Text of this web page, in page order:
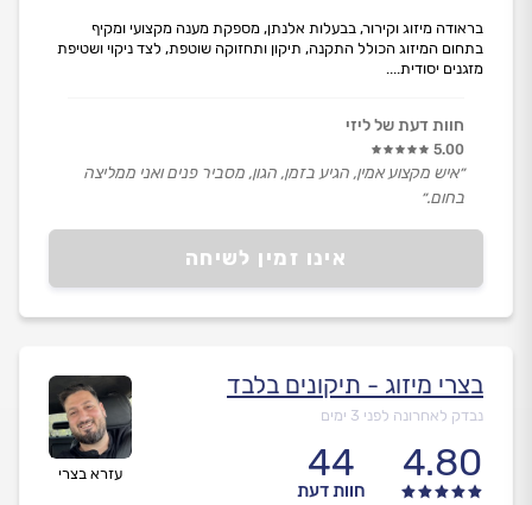
אינו זמין לשיחה
בראודה מיזוג וקירור, בבעלות אלנתן, מספקת מענה מקצועי ומקיף
בתחום המיזוג הכולל התקנה, תיקון ותחזוקה שוטפת, לצד ניקוי ושטיפת
מזגנים יסודית....
חוות דעת של ליזי
5.00
״איש מקצוע אמין, הגיע בזמן, הגון, מסביר פנים ואני ממליצה
בחום.״
עזרא בצרי
בצרי מיזוג - תיקונים בלבד
נבדק לאחרונה לפני 3 ימים
4.80
44
חוות דעת